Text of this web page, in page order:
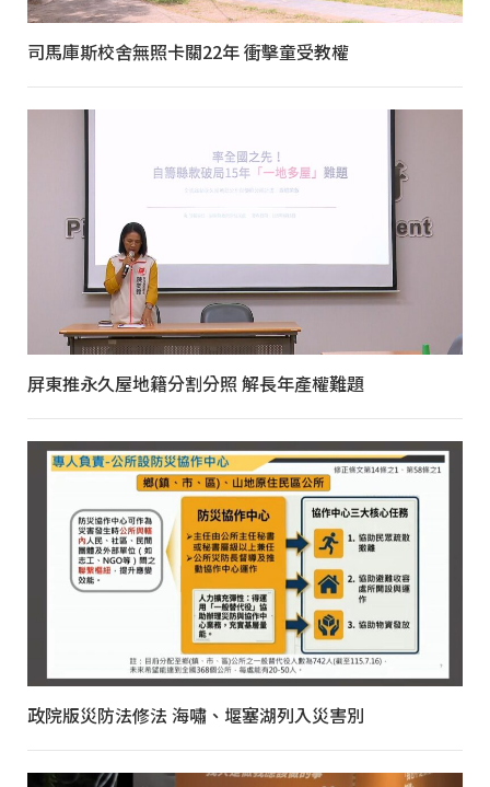
司馬庫斯校舍無照卡關22年 衝擊童受教權
屏東推永久屋地籍分割分照 解長年產權難題
政院版災防法修法 海嘯、堰塞湖列入災害別